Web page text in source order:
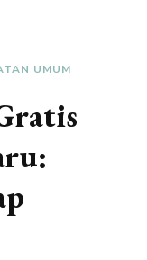
UMUM